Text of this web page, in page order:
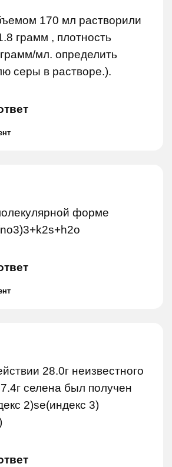
170 мл растворили
грамм , плотность
мл. определить
серы в растворе.).
форме
28.0г неизвестного
селена был получен
2)se(индекс 3)